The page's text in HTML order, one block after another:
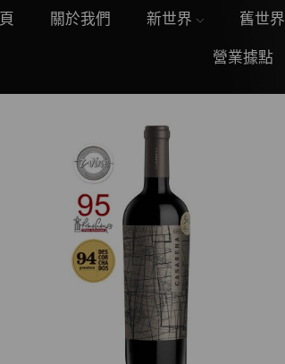
關於我們 新世界 舊世界
營業據點